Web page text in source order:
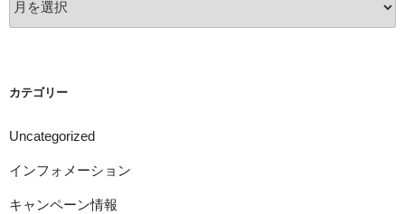
ー
カテゴリー
Uncategorized
インフォメーション
キャンペーン情報